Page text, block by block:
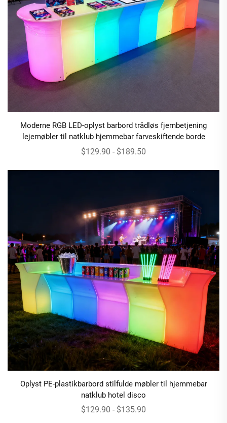
Moderne RGB LED-oplyst barbord trådløs fjernbetjening
lejemøbler til natklub hjemmebar farveskiftende borde
$129.90 - $189.50
Oplyst PE-plastikbarbord stilfulde møbler til hjemmebar
natklub hotel disco
$129.90 - $135.90